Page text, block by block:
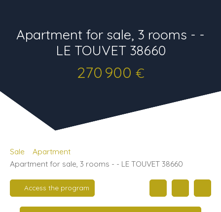
Apartment for sale, 3 rooms - -
LE TOUVET 38660
270 900 €
Sale
Apartment
Apartment for sale, 3 rooms - - LE TOUVET 38660
Access the program